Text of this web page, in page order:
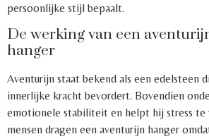
persoonlijke stijl bepaalt.
De werking van een
hanger
Aventurijn staat bekend als een edelsteen
innerlijke kracht bevordert. Bovendien
emotionele stabiliteit en helpt hij stress te
mensen dragen een aventurijn hanger